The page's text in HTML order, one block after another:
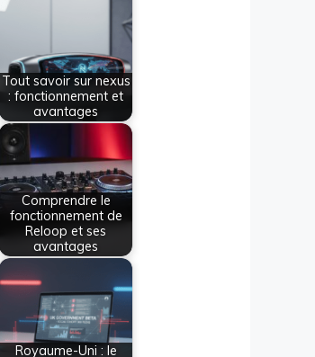
Tout savoir sur nexus
: fonctionnement et
avantages
Comprendre le
fonctionnement de
Reloop et ses
avantages
Royaume-Uni : le